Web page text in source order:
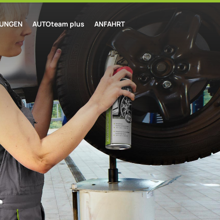
AUTOteam plus ANFAHRT